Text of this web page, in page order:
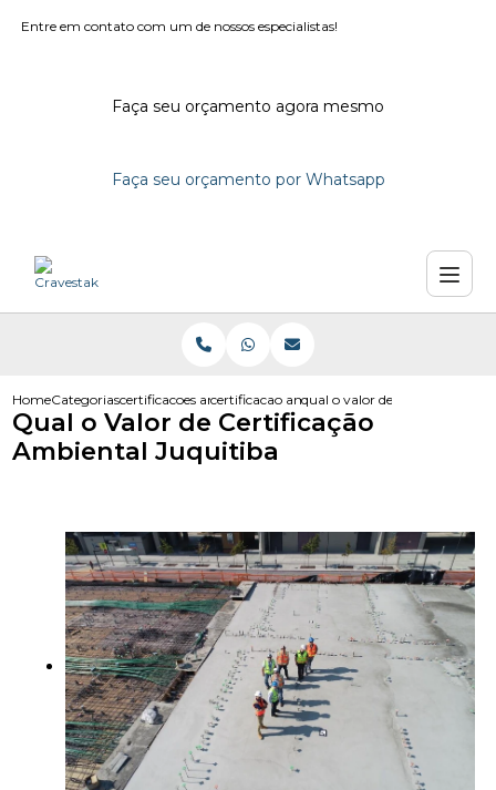
Entre em contato com um de nossos especialistas!
Faça seu orçamento agora mesmo
Faça seu orçamento por Whatsapp
HomeCategoriascertificacoes ambientaiscertificacao ambiental iso 14000
qual o valor de certificacao
Qual o Valor de Certificação
Ambiental Juquitiba